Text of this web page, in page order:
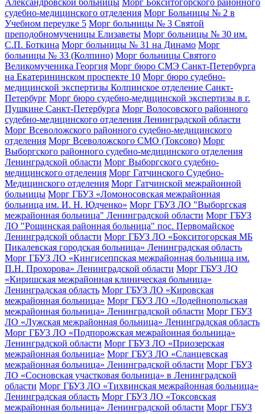
Александровской больницы Морг Бокситогорского районного
судебно-медицинского отделения Морг Больницы № 2 в
Учебном переулке 5 Морг больницы № 3 Святой
преподобномученицы Елизаветы Морг больницы № 30 им.
С.П. Боткина Морг больницы № 31 на Динамо Морг
больницы № 33 (Колпино) Морг больницы Святого
Великомученика Георгия Морг бюро СМЭ Санкт-Петербурга
на Екатерининском проспекте 10 Морг бюро судебно-
медицинской экспертизы Колпинское отделение Санкт-
Петербург Морг бюро судебно-медицинской экспертизы в г.
Пушкине Санкт-Петербурга Морг Волосовского районного
судебно-медицинского отделения Ленинградской области
Морг Всеволожского районного судебно-медицинского
отделения Морг Всеволожского СМО (Токсово) Морг
Выборгского районного судебно-медицинского отделения
Ленинградской области Морг Выборгского судебно-
медицинского отделения Морг Гатчинского Судебно-
Медицинского отделения Морг Гатчинской межрайонной
больницы Морг ГБУЗ «Ломоносовская межрайонная
больница им. И. Н. Юдченко» Морг ГБУЗ ЛО "Выборгская
межрайонная больница" Ленинградской области Морг ГБУЗ
ЛО "Рощинская районная больница" пос. Первомайское
Ленинградской области Морг ГБУЗ ЛО «Бокситогорская МБ
Пикалевская городская больница» Ленинградская область
Морг ГБУЗ ЛО «Кингисеппская межрайонная больница им.
П.Н. Прохорова» Ленинградской области Морг ГБУЗ ЛО
«Киришская межрайонная клиническая больница»
Ленинградская область Морг ГБУЗ ЛО «Кировская
межрайонная больница» Морг ГБУЗ ЛО «Лодейнопольская
межрайонная больница» Ленинградской области Морг ГБУЗ
ЛО «Лужская межрайонная больница» Ленинградская область
Морг ГБУЗ ЛО «Подпорожская межрайонная больница»
Ленинградской области Морг ГБУЗ ЛО «Приозерская
межрайонная больница» Морг ГБУЗ ЛО «Сланцевская
межрайонная больница» Ленинградской области Морг ГБУЗ
ЛО «Сосновская участковая больница» в Ленинградской
области Морг ГБУЗ ЛО «Тихвинская межрайонная больница»
Ленинградская область Морг ГБУЗ ЛО «Токсовская
межрайонная больница» Ленинградской области Морг ГБУЗ